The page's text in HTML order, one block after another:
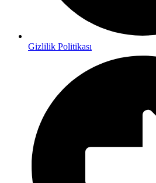
Gizlilik Politikası